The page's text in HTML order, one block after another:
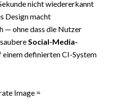
nicht wiedererkannt
Design macht
— ohne dass die Nutzer
Social-Media-
definierten CI-System
Image =